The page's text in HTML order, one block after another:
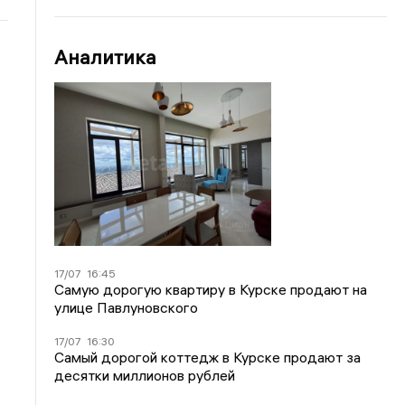
Аналитика
17/07 16:45
Самую дорогую квартиру в Курске продают на
улице Павлуновского
17/07 16:30
Самый дорогой коттедж в Курске продают за
десятки миллионов рублей